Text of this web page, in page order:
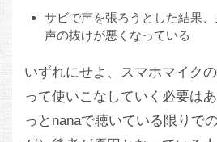
サビで声を張ろうとした結果
声の抜けが悪くなっている
いずれにせよ、スマホマイク
って使いこなしていく必要は
っとnanaで聴いている限りで